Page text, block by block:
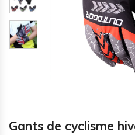
Gants de cyclisme